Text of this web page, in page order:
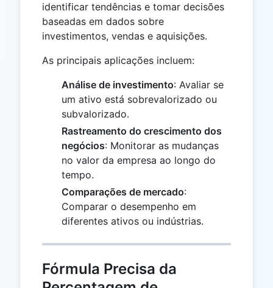
identificar tendências e tomar decisões
baseadas em dados sobre
investimentos, vendas e aquisições.
As principais aplicações incluem:
Análise de investimento: Avaliar se
um ativo está sobrevalorizado ou
subvalorizado.
Rastreamento do crescimento dos
negócios: Monitorar as mudanças
no valor da empresa ao longo do
tempo.
Comparações de mercado:
Comparar o desempenho em
diferentes ativos ou indústrias.
Fórmula Precisa da